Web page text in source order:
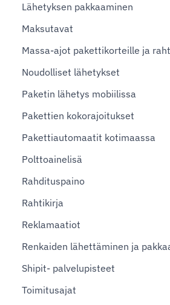
Lähetyksen pakkaaminen
Maksutavat
Massa-ajot pakettikorteille ja
Noudolliset lähetykset
Paketin lähetys mobiilissa
Pakettien kokorajoitukset
Pakettiautomaatit kotimaassa
Polttoainelisä
Rahdituspaino
Rahtikirja
Reklamaatiot
Renkaiden lähettäminen ja
Shipit- palvelupisteet
Toimitusajat